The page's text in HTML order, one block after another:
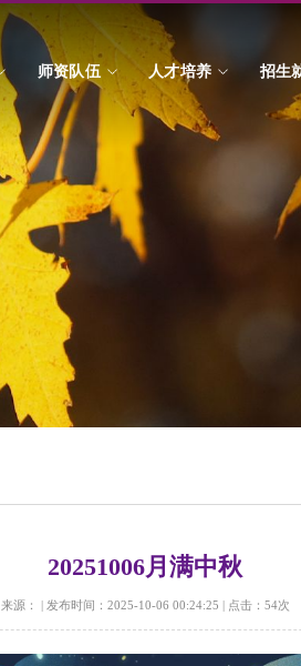
师资队伍 人才培养 招生
20251006月满中秋
来源： 发布时间：2025-10-06 00:24:25 点击： 54次